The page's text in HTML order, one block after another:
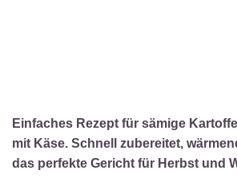
Einfaches Rezept für sämige
mit Käse. Schnell zubereitet,
das perfekte Gericht für Herbst und